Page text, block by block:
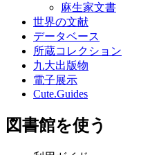
麻生家文書
世界の文献
データベース
所蔵コレクション
九大出版物
電子展示
Cute.Guides
図書館を使う